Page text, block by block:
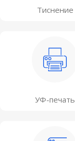
Тиснение
УФ-печать